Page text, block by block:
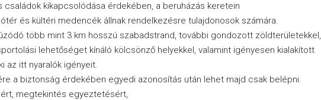
családok kikapcsolódása érdekében, a beruházás keretein
és kültéri medencék állnak rendelkezésre tulajdonosok számára.
több mint 3 km hosszú szabadstrand, további gondozott zöldterületekkel,
lehetőséget kínáló kölcsönző helyekkel, valamint igényesen kialakított
az itt nyaralók igényeit.
a biztonság érdekében egyedi azonosítás után lehet majd csak belépni.
megtekintés egyeztetésért,